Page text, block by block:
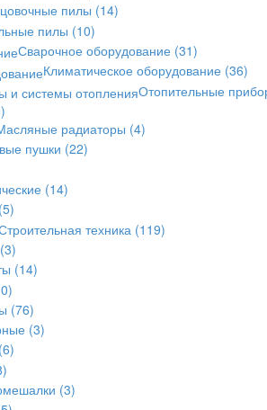
пилы (14)
пилы (10)
Сварочное оборудование (31)
Климатическое оборудование (36)
Отопительные
радиаторы (4)
пушки (22)
(14)
(5)
техника (119)
(3)
(14)
(76)
(3)
(6)
(3)